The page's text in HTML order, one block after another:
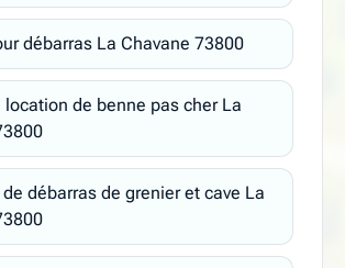
débarras La Chavane 73800
location de benne pas cher La
débarras de grenier et cave La